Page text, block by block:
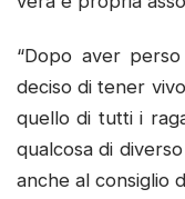
“Dopo aver
deciso di tener
quello di tutti i
qualcosa di
anche al consiglio